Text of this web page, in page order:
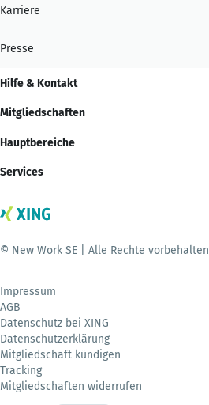
Karriere
Presse
Hilfe & Kontakt
Mitgliedschaften
Hauptbereiche
Services
© New Work SE | Alle Rechte vorbehalten
Impressum
AGB
Datenschutz bei XING
Datenschutzerklärung
Mitgliedschaft kündigen
Tracking
Mitgliedschaften widerrufen